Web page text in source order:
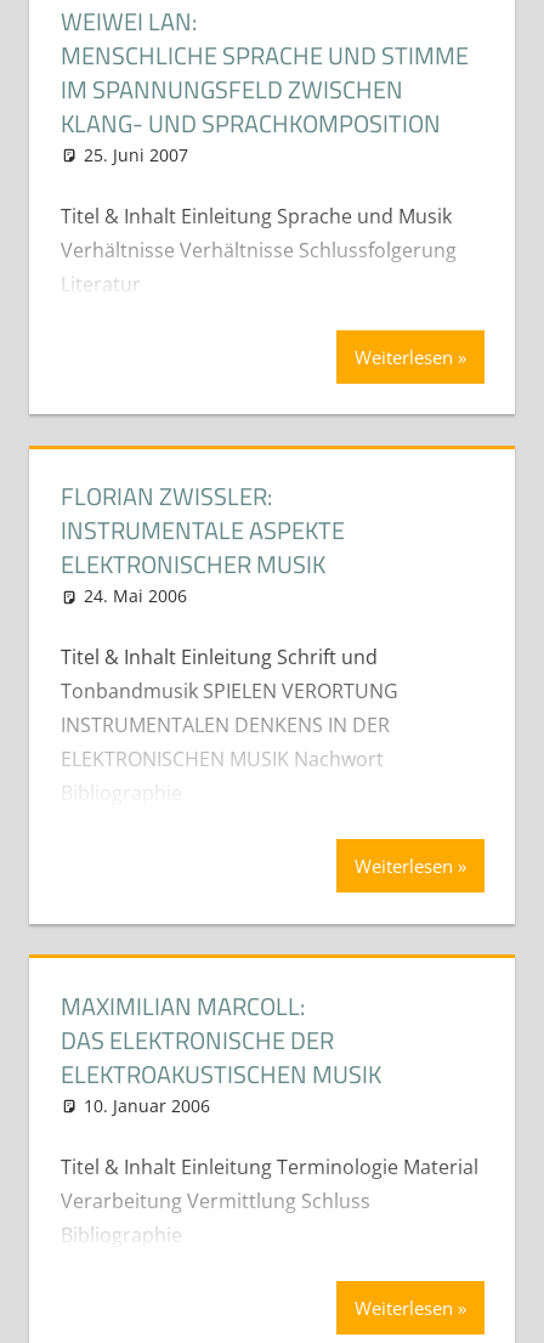
WEIWEI LAN:
MENSCHLICHE SPRACHE UND STIMME
IM SPANNUNGSFELD ZWISCHEN
KLANG- UND SPRACHKOMPOSITION
25. Juni 2007
Titel & Inhalt Einleitung Sprache und Musik
Verhältnisse Verhältnisse Schlussfolgerung
Literatur
Weiterlesen
FLORIAN ZWISSLER:
INSTRUMENTALE ASPEKTE
ELEKTRONISCHER MUSIK
24. Mai 2006
Titel & Inhalt Einleitung Schrift und
Tonbandmusik SPIELEN VERORTUNG
INSTRUMENTALEN DENKENS IN DER
ELEKTRONISCHEN MUSIK Nachwort
Bibliographie
Weiterlesen
MAXIMILIAN MARCOLL:
DAS ELEKTRONISCHE DER
ELEKTROAKUSTISCHEN MUSIK
10. Januar 2006
Titel & Inhalt Einleitung Terminologie Material
Verarbeitung Vermittlung Schluss
Bibliographie
Weiterlesen